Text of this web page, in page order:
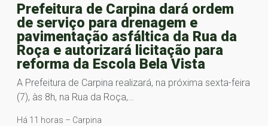
Prefeitura de Carpina dará ordem
de serviço para drenagem e
pavimentação asfáltica da Rua da
Roça e autorizará licitação para
reforma da Escola Bela Vista
A Prefeitura de Carpina realizará, na próxima sexta-feira
(7), às 8h, na Rua da Roça,…
Há 11 horas – Carpina